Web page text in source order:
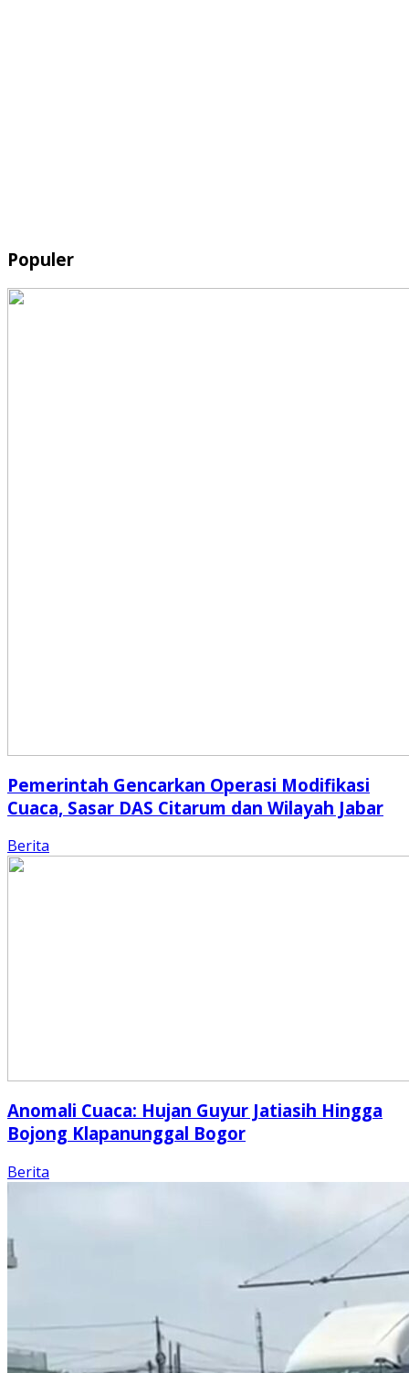
Populer
Pemerintah Gencarkan Operasi Modifikasi
Cuaca, Sasar DAS Citarum dan Wilayah Jabar
Berita
Anomali Cuaca: Hujan Guyur Jatiasih Hingga
Bojong Klapanunggal Bogor
Berita